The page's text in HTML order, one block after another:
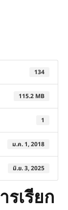
134
115.2 MB
1
ม.ค. 1, 2018
มิ.ย. 3, 2025
เรียก